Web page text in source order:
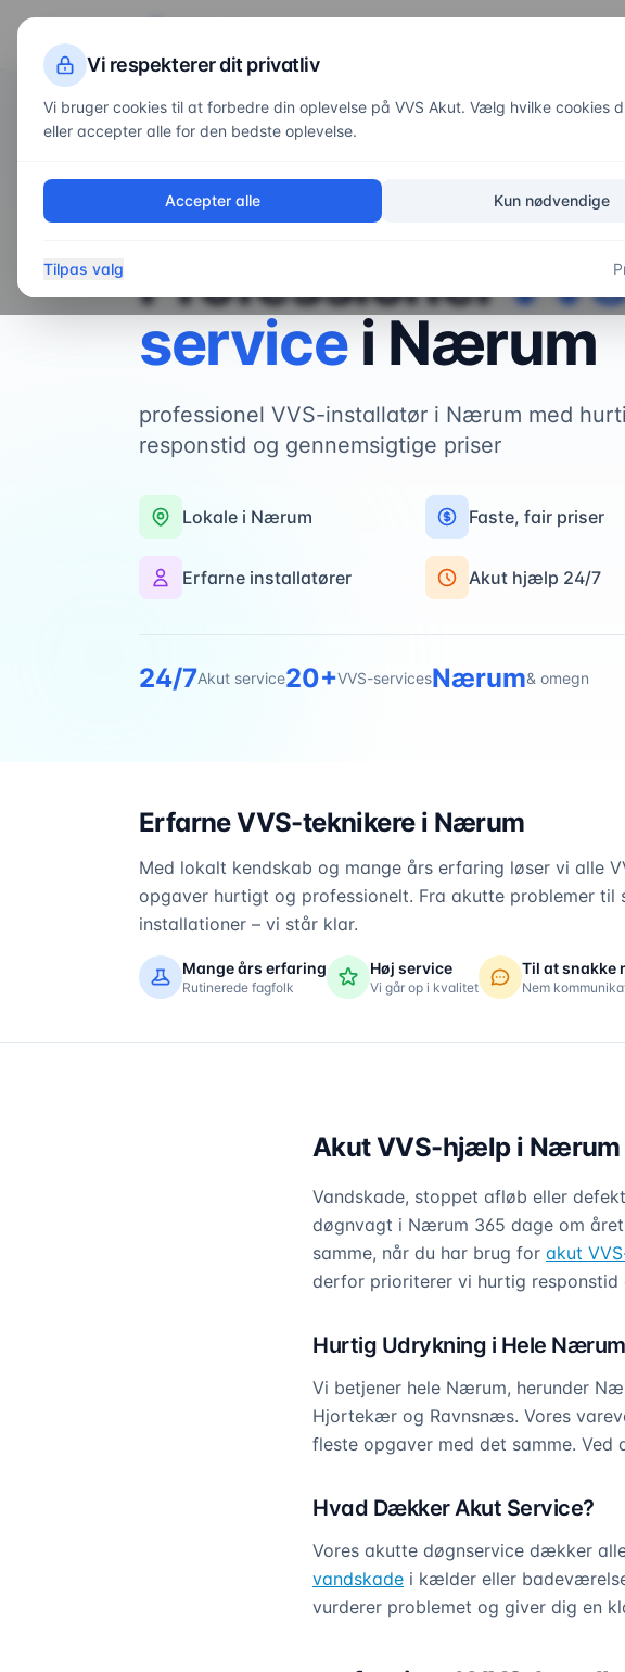
Forside/ Områder/Nærum
VVS-service i
Professionel
serviceiNærum
professionel VVS-installatør i Nærum med
responstid og gennemsigtige priser
Lokale i Nærum Faste, fair priser
Erfarne installatører Akut hjælp 24/7
24/7Akut service20+VVS-servicesNærum& omegn
Erfarne VVS-teknikere i Nærum
Med lokalt kendskab og mange års erfaring løser vi alle
opgaver hurtigt og professionelt. Fra akutte problemer til
installationer – vi står klar.
Mange års erfaring
Rutinerede fagfolk
Høj service
Vi går op i kvalitet
Til at snakke
Nem
Akut VVS-hjælp i Nærum
Vandskade, stoppet afløb eller
døgnvagt i Nærum 365 dage om
samme, når du har brug for akut
derfor prioriterer vi hurtig responstid
Hurtig Udrykning i Hele Nærum
Vi betjener hele Nærum, herunder
Hjortekær og Ravnsnæs. Vores
fleste opgaver med det samme.
Hvad Dækker Akut Service?
Vores akutte døgnservice dækker
vandskade i kælder eller
vurderer problemet og giver dig en
Vi respekterer dit privatliv
Vi bruger cookies til at forbedre din oplevelse på VVS Akut. Vælg hvilke cookies
eller accepter alle for den bedste oplevelse.
Accepter alle Kun nødvendige
Tilpas valg